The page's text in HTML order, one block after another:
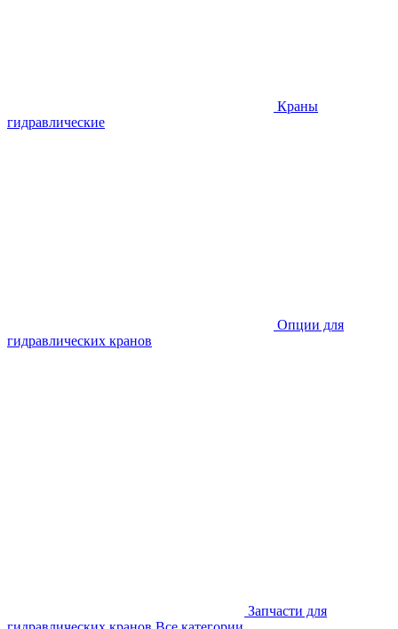
Краны
гидравлические
Опции для
гидравлических кранов
Запчасти для